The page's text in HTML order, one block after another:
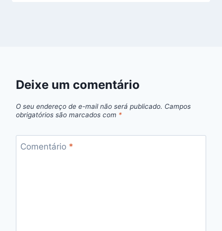
Deixe um comentário
O seu endereço de e-mail não será publicado. Campos
obrigatórios são marcados com *
Comentário *